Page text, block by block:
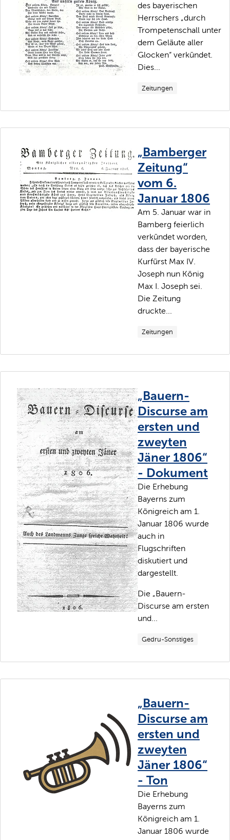
des bayerischen
Herrschers „durch
Trompetenschall unter
dem Geläute aller
Glocken“ verkündet.
Dies...
Zeitungen
„Bamberger
Zeitung“
vom 6.
Januar 1806
Am 5. Januar war in
Bamberg feierlich
verkündet worden,
dass der bayerische
Kurfürst Max IV.
Joseph nun König
Max I. Joseph sei.
Die Zeitung
druckte...
Zeitungen
„Bauern-
Discurse am
ersten und
zweyten
Jäner 1806“
- Dokument
Die Erhebung
Bayerns zum
Königreich am 1.
Januar 1806 wurde
auch in
Flugschriften
diskutiert und
dargestellt.
Die „Bauern-
Discurse am ersten
und...
Gedru-Sonstiges
„Bauern-
Discurse am
ersten und
zweyten
Jäner 1806“
- Ton
Die Erhebung
Bayerns zum
Königreich am 1.
Januar 1806 wurde